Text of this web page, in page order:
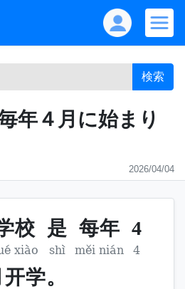
検索
年４月に始まり
2026/04/04
校 是 每年 4
xiào shì měi nián 4
开学。